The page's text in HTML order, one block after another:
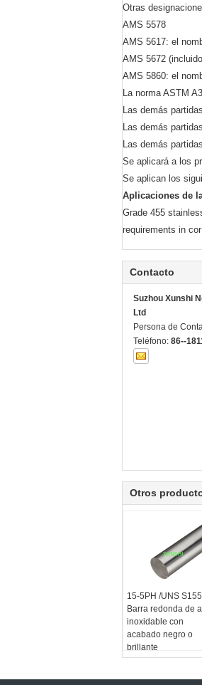
Otras
AMS 5578
AMS 5617: el
AMS 5672
AMS 5860: el
La norma ASTM
Las demás partidas
Las demás
Las demás partidas
Se aplicará a los
Se aplican los
Aplicaciones de
Grade 455
requirements in
Contacto
Suzhou Xunshi
Ltd
Persona de
Teléfono: 86--
Otros
15-5PH /UNS
Barra redonda de
inoxidable con
acabado negro o
brillante